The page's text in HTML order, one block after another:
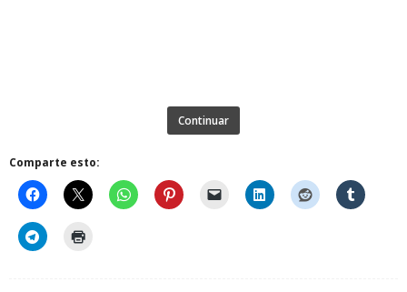
Continuar
Comparte esto: